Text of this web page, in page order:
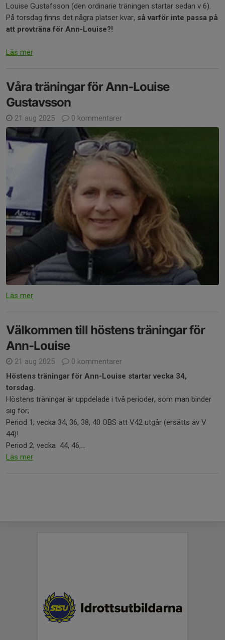
Louise Gustafsson (den ordinarie träningen startar sedan v 6).
På torsdag finns det några platser kvar, så varför inte passa på
att provträna för Ann-Louise?!
Läs mer
Våra träningar för Ann-Louise
Gustavsson
21 aug 2025 0 kommentarer
Läs mer
Välkommen till höstens träningar för
Ann-Louise
21 aug 2025
0 kommentarer
Höstens träningar för Ann-Louise startar vecka 34,
torsdag.
Höstens träningar är uppdelade i två perioder, som man binder
sig för;
Period 1; vecka 34, 36, 38, 40 OBS att V42 utgår (ersätts av V
44)!
Period 2; vecka 44, 46,...
Läs mer